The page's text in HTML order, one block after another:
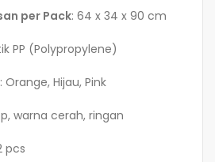
per Pack: 64 x 34 x 90 cm
PP (Polypropylene)
: Orange, Hijau, Pink
warna cerah, ringan
pcs